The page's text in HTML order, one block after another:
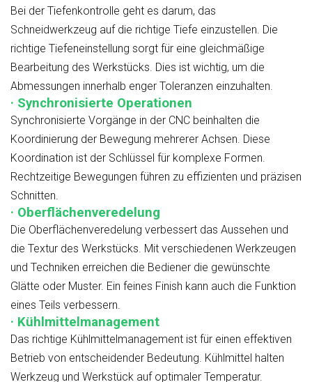
Bei der Tiefenkontrolle geht es darum, das
Schneidwerkzeug auf die richtige Tiefe einzustellen. Die
richtige Tiefeneinstellung sorgt für eine gleichmäßige
Bearbeitung des Werkstücks. Dies ist wichtig, um die
Abmessungen innerhalb enger Toleranzen einzuhalten.
· Synchronisierte Operationen
Synchronisierte Vorgänge in der CNC beinhalten die
Koordinierung der Bewegung mehrerer Achsen. Diese
Koordination ist der Schlüssel für komplexe Formen.
Rechtzeitige Bewegungen führen zu effizienten und präzisen
Schnitten.
· Oberflächenveredelung
Die Oberflächenveredelung verbessert das Aussehen und
die Textur des Werkstücks. Mit verschiedenen Werkzeugen
und Techniken erreichen die Bediener die gewünschte
Glätte oder Muster. Ein feines Finish kann auch die Funktion
eines Teils verbessern.
· Kühlmittelmanagement
Das richtige Kühlmittelmanagement ist für einen effektiven
Betrieb von entscheidender Bedeutung. Kühlmittel halten
Werkzeug und Werkstück auf optimaler Temperatur.